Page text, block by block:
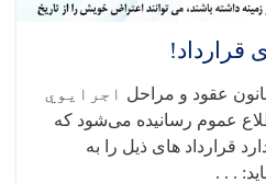
قرارداد!
عقود و مراحل اجرایوي
عموم رسانیده میشود که
قرارداد های ذیل را به
. . .